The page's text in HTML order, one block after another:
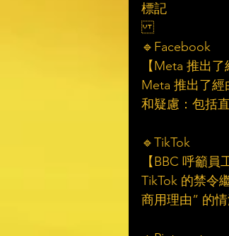
標記
🔹Facebook
【Meta 推出
Meta 推出了經
和疑慮：包括
🔹TikTok
【BBC 呼籲員
TikTok 的禁令
商用理由” 的